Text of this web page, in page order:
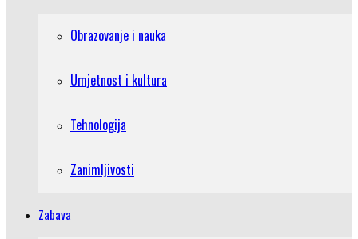
Obrazovanje i nauka
Umjetnost i kultura
Tehnologija
Zanimljivosti
Zabava